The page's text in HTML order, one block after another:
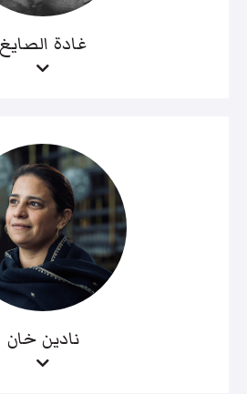
غادة الصايغ
نادين خان